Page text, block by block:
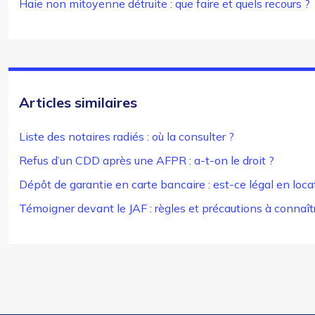
Haie non mitoyenne détruite : que faire et quels recours ?
Articles similaires
Liste des notaires radiés : où la consulter ?
Refus d’un CDD après une AFPR : a-t-on le droit ?
Dépôt de garantie en carte bancaire : est-ce légal en
Témoigner devant le JAF : règles et précautions à